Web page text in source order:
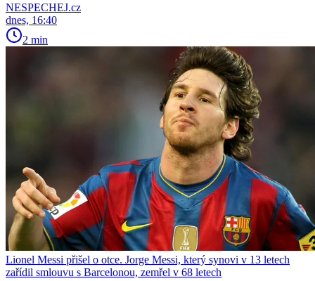
NESPECHEJ.cz
dnes, 16:40
2 min
Lionel Messi přišel o otce. Jorge Messi, který synovi v 13 letech
zařídil smlouvu s Barcelonou, zemřel v 68 letech